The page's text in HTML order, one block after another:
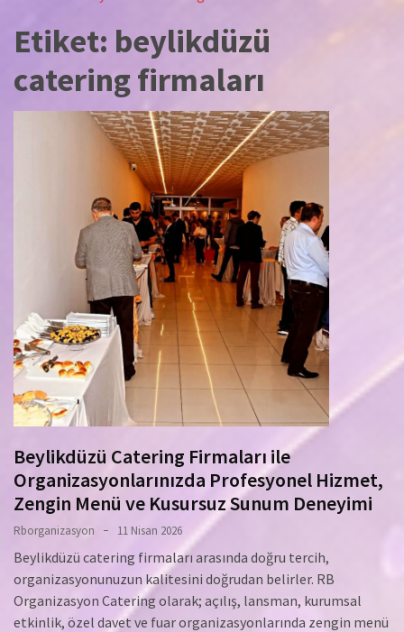
Etiket: beylikdüzü
catering firmaları
Beylikdüzü Catering Firmaları ile
Organizasyonlarınızda Profesyonel Hizmet,
Zengin Menü ve Kusursuz Sunum Deneyimi
Rborganizasyon 11 Nisan 2026
Beylikdüzü catering firmaları arasında doğru tercih,
organizasyonunuzun kalitesini doğrudan belirler. RB
Organizasyon Catering olarak; açılış, lansman, kurumsal
etkinlik, özel davet ve fuar organizasyonlarında zengin menü